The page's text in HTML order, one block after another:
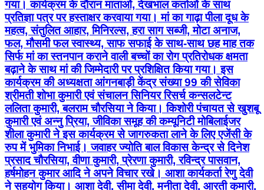
कार्यक्रम की अध्यक्षता आंगनबाड़ी केंद्र संख्या 99 की सेविका
श्रीमती शोभा कुमारी एवं संचालन सिनियर रिसर्च कन्सलटेन्ट
ललिता कुमारी, बलराम चौरसिया ने किया। किशोरी पंचायत से खुशबू
कुमारी एवं अन्नु प्रिया, जीविका समूह की कम्यूनिटी मोबिलाईजर
शीला कुमारी ने इस कार्यक्रम से जागरुकता लाने के लिए एजेंसी के
रुप में भुमिका निभाई। जवाहर ज्योति बाल विकास केन्द्र से दिनेश
प्रसाद चौरसिया, वीणा कुमारी, प्रेरणा कुमारी, रविन्द्र पासवान,
हर्षमोहन कुमार आदि ने अपने विचार रखे। आशा कार्यकर्ता रेणु देवी
ने सहयोग किया। आशा देवी, सीमा देवी, मनीता देवी, आरती कुमारी,
देवी कुमारी, पुनम देवी, नेहा कुमारी, पुजा कुमारी, सुशीला देवी,
जगपति देवी, अर्चना देवी के साथ- साथ किशोरी पंचायत सदस्य
निशा कुमारी, सुजीता कुमारी, प्रतिभा कुमारी, नीतू कुमारी, सपना
कुमारी इत्यादि दर्जनों सदस्यों ने भागीदारी किया। धन्यवाद ज्ञापन
समाजिक कार्यकर्ता श्री रामकिशोर राय और अचछेवर राय ने किया।